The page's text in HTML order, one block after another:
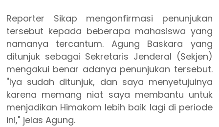
Reporter Sikap mengonfirmasi penunjukan
tersebut kepada beberapa mahasiswa yang
namanya tercantum. Agung Baskara yang
ditunjuk sebagai Sekretaris Jenderal (Sekjen)
mengakui benar adanya penunjukan tersebut.
"Iya sudah ditunjuk, dan saya menyetujuinya
karena memang niat saya membantu untuk
menjadikan Himakom lebih baik lagi di periode
ini," jelas Agung.